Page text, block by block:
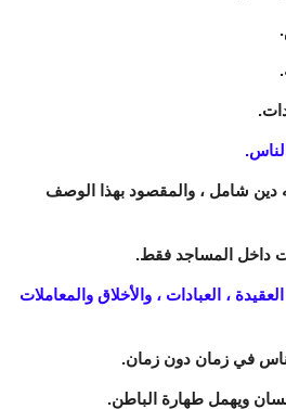
دين شامل ، والمقصود بهذا الوصف
داخل المساجد فقط.
، العبادات ، والأخلاق والمعاملات
في زمان دون زمان.
ويهمل طهارة الباطن.